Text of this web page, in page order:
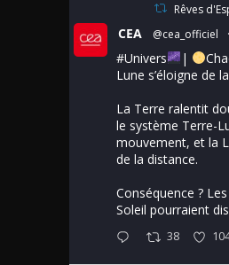
Rêves
CEA @cea_officiel ·
#Univers |
Lune s’éloigne de
La Terre ralentit
le système Terre-
mouvement, et la
de la distance.
Conséquence ?
Soleil pourraient
38